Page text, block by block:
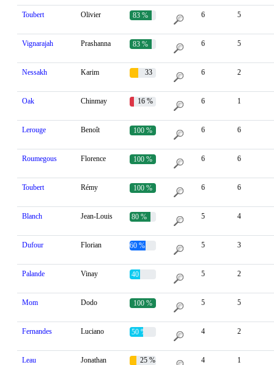
Toubert Olivier 83 % 6 5
Vignarajah Prashanna 83 % 6 5
Nessakh Karim
33
6 2
Oak Chinmay 16 % 6 1
Lerouge Benoît 100 % 6 6
Roumegous Florence 100 % 6 6
Toubert Rémy 100 % 6 6
Blanch Jean-Louis 80 % 5 4
Dufour Florian 60 % 5 3
Palande Vinay 40 % 5 2
Mom Dodo 100 % 5 5
Fernandes Luciano 50 % 4 2
Leau Jonathan 25 % 4 1